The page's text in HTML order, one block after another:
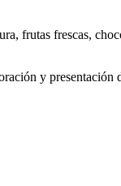
frutas frescas,
y